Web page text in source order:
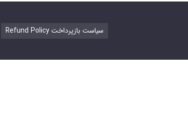
Refund Policy سیاست بازپرداخت